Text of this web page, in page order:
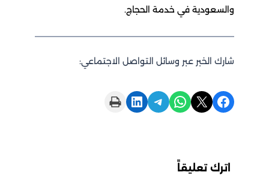
والسعودية في خدمة الحجاج.
شارك الخبر عبر وسائل التواصل الاجتماعي:
Share on Facebook
Share on X
Share on WhatsApp
Share on Telegram
Share on LinkedIn
Print this Page
اترك تعليقاً